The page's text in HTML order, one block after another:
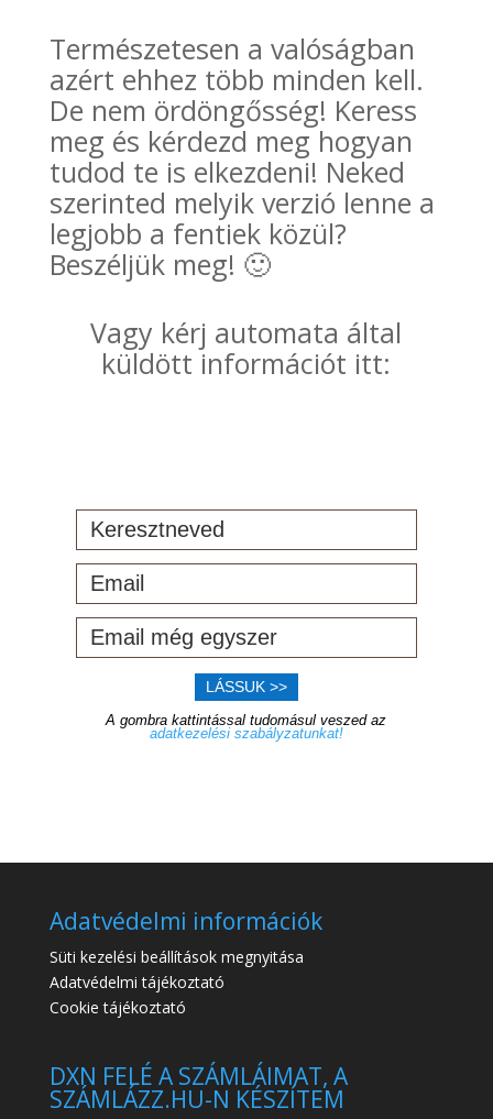
Természetesen a valóságban
azért ehhez több minden kell.
De nem ördöngősség! Keress
meg és kérdezd meg hogyan
tudod te is elkezdeni! Neked
szerinted melyik verzió lenne a
legjobb a fentiek közül?
Beszéljük meg! 🙂
Vagy kérj automata által
küldött információt itt:
LÁSSUK >>
A gombra kattintással tudomásul veszed az
adatkezelési szabályzatunkat!
Adatvédelmi információk
Süti kezelési beállítások megnyitása
Adatvédelmi tájékoztató
Cookie tájékoztató
DXN FELÉ A SZÁMLÁIMAT, A
SZÁMLÁZZ.HU-N KÉSZÍTEM